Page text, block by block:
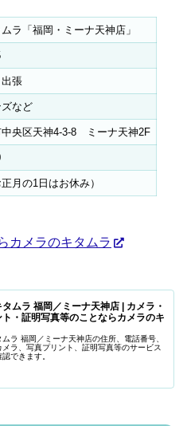
ラ「福岡・ミーナ天神店」
張
など
中央区天神4-3-8 ミーナ天神2F
月の1日はお休み）
カメラのキタムラ
ムラ 福岡／ミーナ天神店 | カメラ・
・証明写真等のことならカメラのキ
ラ 福岡／ミーナ天神店の住所、電話番号、
ラ、写真プリント、証明写真等のサービス
できます。